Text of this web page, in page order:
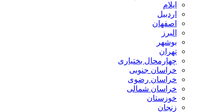
ایلام
اردبیل
اصفهان
البرز
بوشهر
تهران
چهارمحال بختیاری
خراسان جنوبی
خراسان رضوی
خراسان شمالی
خوزستان
زنجان